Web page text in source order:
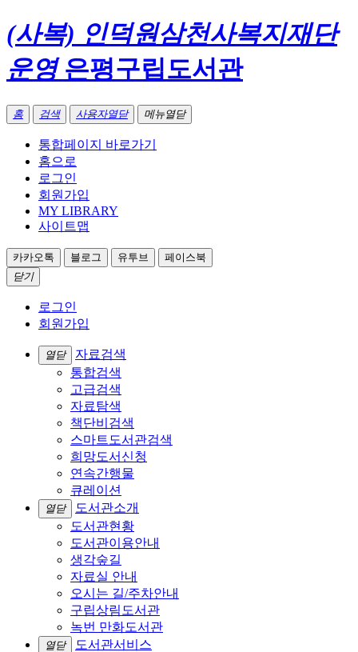
(사복) 인덕원삼천사복지재단
운영은평구립도서관
홈 검색 사용자열닫 메뉴열닫
통합페이지 바로가기
홈으로
로그인
회원가입
MY LIBRARY
사이트맵
카카오톡 블로그 유투브
페이스북
닫기
로그인
회원가입
열닫
자료검색
통합검색
고급검색
자료탐색
책단비검색
스마트도서관검색
희망도서신청
연속간행물
큐레이션
열닫
도서관소개
도서관현황
도서관이용안내
생각숲길
자료실 안내
오시는 길/주차안내
구립상림도서관
녹번 만화도서관
열닫
도서관서비스